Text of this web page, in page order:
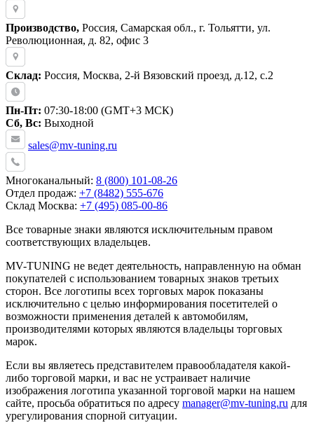
Производство, Россия, Самарская обл., г. Тольятти, ул.
Революционная, д. 82, офис 3
Склад: Россия, Москва, 2-й Вязовский проезд, д.12, с.2
Пн-Пт: 07:30-18:00 (GMT+3 МСК)
Сб, Вс: Выходной
sales@mv-tuning.ru
Многоканальный: 8 (800) 101-08-26
Отдел продаж: +7 (8482) 555-676
Склад Москва: +7 (495) 085-00-86
Все товарные знаки являются исключительным правом
соответствующих владельцев.
MV-TUNING не ведет деятельность, направленную на обман
покупателей с использованием товарных знаков третьих
сторон. Все логотипы всех торговых марок показаны
исключительно с целью информирования посетителей о
возможности применения деталей к автомобилям,
производителями которых являются владельцы торговых
марок.
Если вы являетесь представителем правообладателя какой-
либо торговой марки, и вас не устраивает наличие
изображения логотипа указанной торговой марки на нашем
сайте, просьба обратиться по адресу manager@mv-tuning.ru для
урегулирования спорной ситуации.